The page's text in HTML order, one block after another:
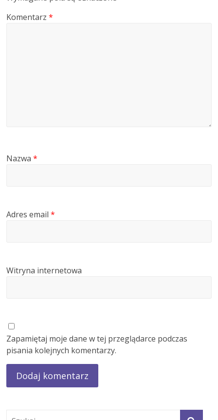
Komentarz*
Nazwa*
Adres email*
Witryna internetowa
Zapamiętaj moje dane w tej przeglądarce podczas
pisania kolejnych komentarzy.